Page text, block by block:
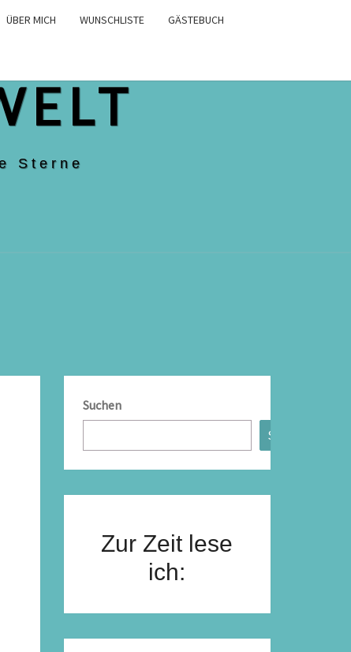
ÜBER MICH WUNSCHLISTE GÄSTEBUCH
Sterne
Suchen
Suchen
Zur Zeit lese
ich: